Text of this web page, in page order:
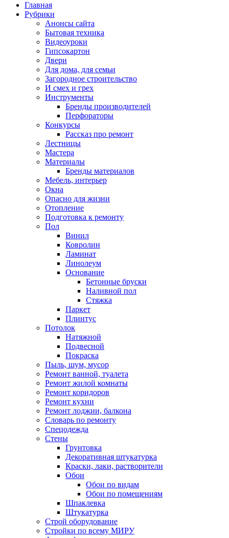
Главная
Рубрики
Анонсы сайта
Бытовая техника
Видеоуроки
Гипсокартон
Двери
Для дома, для семьи
Загородное строительство
И смех и грех
Инструменты
Бренды производителей
Перфораторы
Конкурсы
Рассказ про ремонт
Лестницы
Мастера
Материалы
Бренды материалов
Мебель, интерьер
Окна
Опасно для жизни
Отопление
Подготовка к ремонту
Пол
Винил
Ковролин
Ламинат
Линолеум
Основание
Бетонные бруски
Наливной пол
Стяжка
Паркет
Плинтус
Потолок
Натяжной
Подвесной
Покраска
Пыль, шум, мусор
Ремонт ванной, туалета
Ремонт жилой комнаты
Ремонт коридоров
Ремонт кухни
Ремонт лоджии, балкона
Словарь по ремонту
Спецодежда
Стены
Грунтовка
Декоративная штукатурка
Краски, лаки, растворители
Обои
Обои по видам
Обои по помещениям
Шпаклевка
Штукатурка
Строй оборудование
Стройки по всему МИРУ